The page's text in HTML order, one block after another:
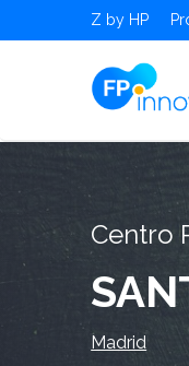
Z by HP
Centro
Madrid